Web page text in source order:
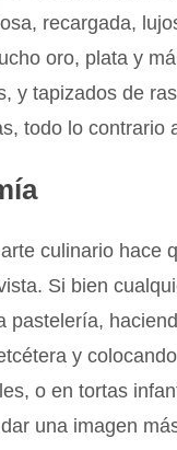
recargada,
oro, plata y
y tapizados de
todo lo contrario
culinario hace
Si bien
pastelería,
y
o en tortas
una imagen